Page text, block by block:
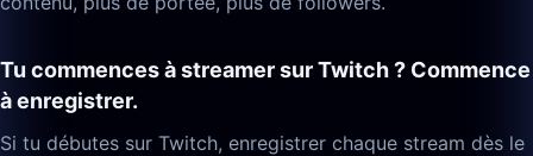
Tu commences à streamer sur Twitch ? Commence
à enregistrer.
Si tu débutes sur Twitch, enregistrer chaque stream dès le